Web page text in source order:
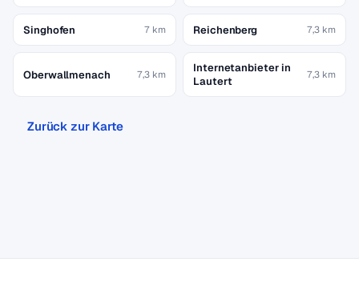
Singhofen 7 km Reichenberg 7,3 km
Oberwallmenach 7,3 km
Internetanbieter in
Lautert
7,3 km
Zurück zur Karte